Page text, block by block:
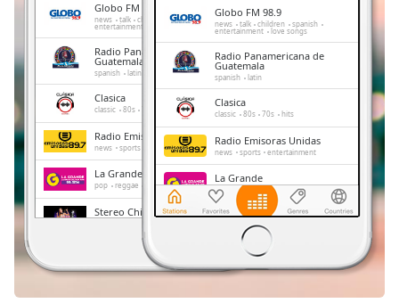
Playback
Chapters
Chapters
Descriptions
descriptions
off,
selected
Subtitles
subtitles
settings,
Globo FM 98.9
news talk children spanish
entertainment love songs
Radio Panamericana de
Guatemala
spanish latin
Clasica
classic 80s
Radio Emisoras Unidas
news sports entertainment
La Grande
pop reggae latin
Stereo Chiventur
Fabuestereo FM
spanish
Globo FM 98.9
news talk children spanish
entertainment love songs
Radio Panamericana de
Guatemala
spanish latin
Clasica
classic 80s 70s hits
Radio Emisoras Unidas
news sports entertainment
La Grande
pop reggae latin
Stereo Chiventur
christian
Fabuestereo FM
pop classic spanish